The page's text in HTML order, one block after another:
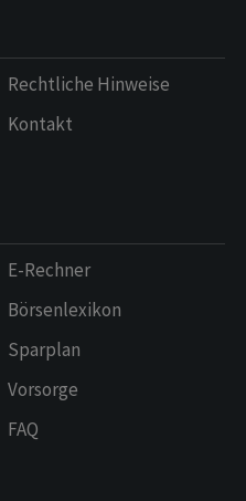
Rechtliche Hinweise
Kontakt
E-Rechner
Börsenlexikon
Sparplan
Vorsorge
FAQ